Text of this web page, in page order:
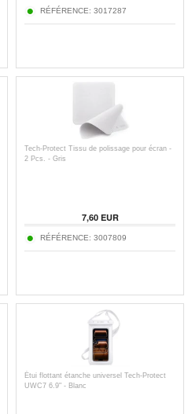
RÉFÉRENCE: 3017287
Tech-Protect Tissu de polissage pour écran -
2 Pcs. - Gris
7,60EUR
RÉFÉRENCE: 3007809
Étui flottant étanche universel Tech-Protect
UWC7 6.9" - Blanc